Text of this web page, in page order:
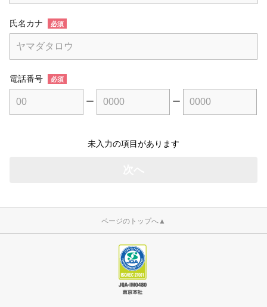
氏名カナ 必須
電話番号 必須
ー ー
未入力の項目があります
ページのトップへ▲